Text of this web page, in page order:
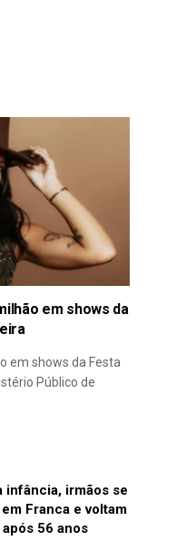
em shows da
em shows da Festa
Público de
infância, irmãos se
Franca e voltam
56 anos